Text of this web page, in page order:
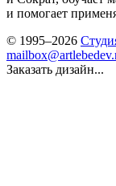
и помогает
© 1995–2026
Заказать дизайн...